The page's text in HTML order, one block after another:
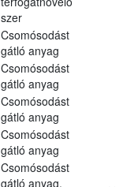
szer
Csomósodást
gátló anyag
Csomósodást
gátló anyag
Csomósodást
gátló anyag
Csomósodást
gátló anyag
Csomósodást
gátló anyag,